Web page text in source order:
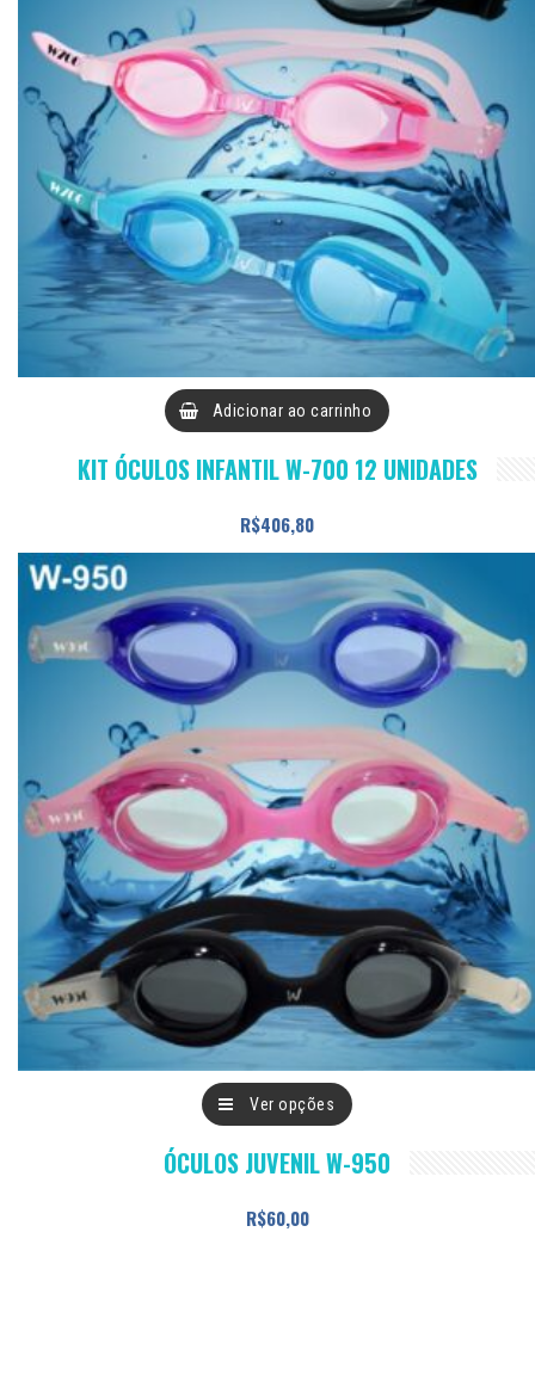
ser
escolhidas
na
página
do
produto
Adicionar ao carrinho
KIT ÓCULOS INFANTIL W-700 12 UNIDADES
R$406,80
Ver opções
Este
tem
ÓCULOS JUVENIL W-950
R$60,00